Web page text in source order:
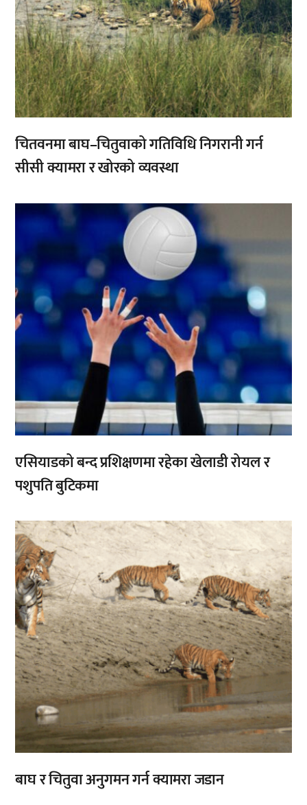
चितवनमा बाघ–चितुवाको गतिविधि निगरानी गर्न
सीसी क्यामरा र खोरको व्यवस्था
,
एसियाडको बन्द प्रशिक्षणमा रहेका खेलाडी रोयल र
पशुपति बुटिकमा
बाघ र चितुवा अनुगमन गर्न क्यामरा जडान